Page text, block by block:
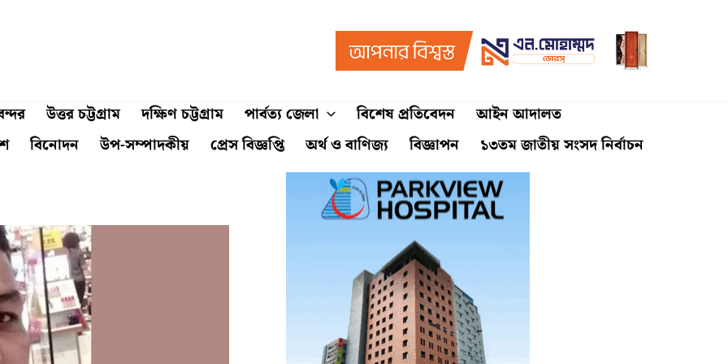
উত্তর চট্টগ্রাম দক্ষিণ চট্টগ্রাম পার্বত্য জেলা বিশেষ প্রতিবেদন
আইন আদালত
বিনোদন উপ-সম্পাদকীয় প্রেস বিজ্ঞপ্তি অর্থ ও বাণিজ্য বিজ্ঞাপন ১৩তম জাতীয় সংসদ নির্বাচন